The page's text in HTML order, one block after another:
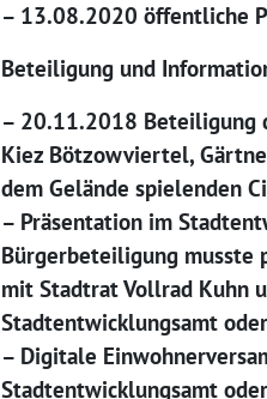
– 13.08.2020 öffentliche
Beteiligung und
– 20.11.2018 Beteiligung
Kiez Bötzowviertel,
dem Gelände spielenden
– Präsentation im
Bürgerbeteiligung musste
mit Stadtrat Vollrad Kuhn
Stadtentwicklungsamt oder
– Digitale
Stadtentwicklungsamt oder